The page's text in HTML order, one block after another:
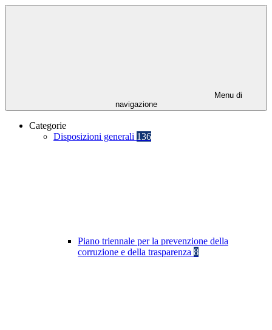
Menu di
navigazione
Categorie
Disposizioni generali 136
Piano triennale per la prevenzione della
corruzione e della trasparenza 8